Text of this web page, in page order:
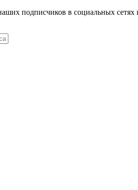
подписчиков в социальных сетях